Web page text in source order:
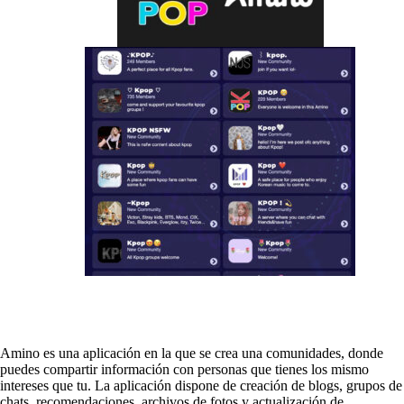
Amino es una aplicación en la que se crea una comunidades, donde
puedes compartir información con personas que tienes los mismo
intereses que tu. La aplicación dispone de creación de blogs, grupos de